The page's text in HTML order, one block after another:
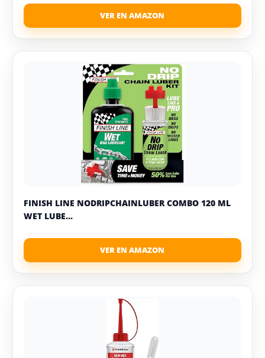
FINISH LINE NODRIPCHAINLUBER COMBO 120 ML
WET LUBE...